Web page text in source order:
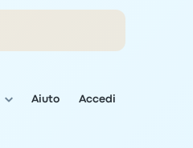
Aiuto Accedi